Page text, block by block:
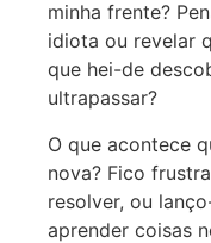
minha frente?
idiota ou revelar
que hei-de
ultrapassar?
O que acontece
nova? Fico
resolver, ou
aprender coisas